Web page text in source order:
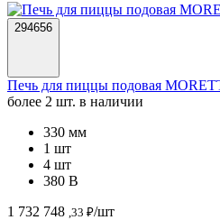
294656
Печь для пиццы подовая
более 2 шт. в наличии
330 мм
1 шт
4 шт
380 В
1 732 748 ,33 ₽/шт